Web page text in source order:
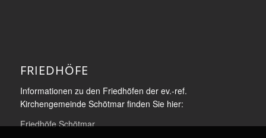
FRIEDHÖFE
Informationen zu den Friedhöfen der ev.-ref.
Kirchengemeinde Schötmar finden Sie hier:
Friedhöfe Schötmar